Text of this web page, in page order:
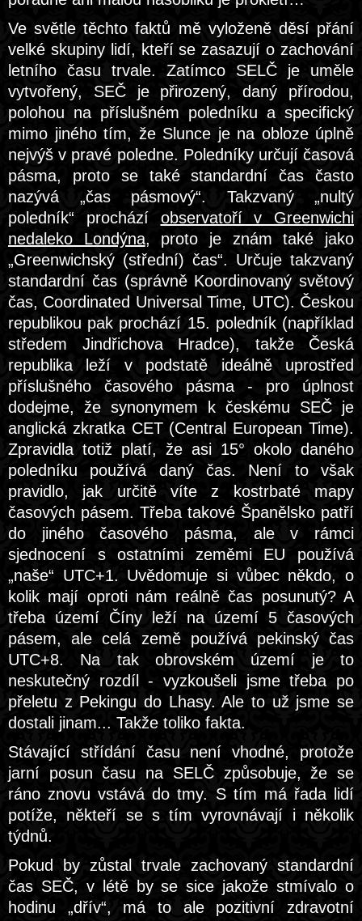
Ve světle těchto faktů mě vyloženě děsí přání
velké skupiny lidí, kteří se zasazují o zachování
letního času trvale. Zatímco SELČ je uměle
vytvořený, SEČ je přirozený, daný přírodou,
polohou na příslušném poledníku a specifický
mimo jiného tím, že Slunce je na obloze úplně
nejvýš v pravé poledne. Poledníky určují časová
pásma, proto se také standardní čas často
nazývá „čas pásmový“. Takzvaný „nultý
poledník“ prochází observatoří v Greenwichi
nedaleko Londýna, proto je znám také jako
„Greenwichský (střední) čas“. Určuje takzvaný
standardní čas (správně Koordinovaný světový
čas, Coordinated Universal Time, UTC). Českou
republikou pak prochází 15. poledník (například
středem Jindřichova Hradce), takže Česká
republika leží v podstatě ideálně uprostřed
příslušného časového pásma - pro úplnost
dodejme, že synonymem k českému SEČ je
anglická zkratka CET (Central European Time).
Zpravidla totiž platí, že asi 15° okolo daného
poledníku používá daný čas. Není to však
pravidlo, jak určitě víte z kostrbaté mapy
časových pásem. Třeba takové Španělsko patří
do jiného časového pásma, ale v rámci
sjednocení s ostatními zeměmi EU používá
„naše“ UTC+1. Uvědomuje si vůbec někdo, o
kolik mají oproti nám reálně čas posunutý? A
třeba území Číny leží na území 5 časových
pásem, ale celá země používá pekinský čas
UTC+8. Na tak obrovském území je to
neskutečný rozdíl - vyzkoušeli jsme třeba po
přeletu z Pekingu do Lhasy. Ale to už jsme se
dostali jinam... Takže toliko fakta.
Stávající střídání času není vhodné, protože
jarní posun času na SELČ způsobuje, že se
ráno znovu vstává do tmy. S tím má řada lidí
potíže, někteří se s tím vyrovnávají i několik
týdnů.
Pokud by zůstal trvale zachovaný standardní
čas SEČ, v létě by se sice jakože stmívalo o
hodinu „dřív“, má to ale pozitivní zdravotní